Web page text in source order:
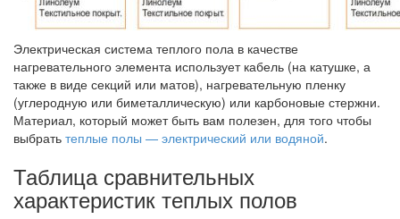
Электрическая система теплого пола в качестве
нагревательного элемента использует кабель (на катушке, а
также в виде секций или матов), нагревательную пленку
(углеродную или биметаллическую) или карбоновые стержни.
Материал, который может быть вам полезен, для того чтобы
выбрать теплые полы — электрический или водяной.
Таблица сравнительных
характеристик теплых полов